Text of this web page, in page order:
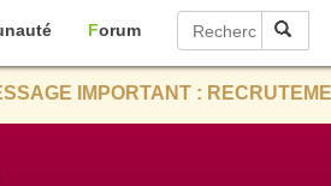
Forum
IMPORTANT :